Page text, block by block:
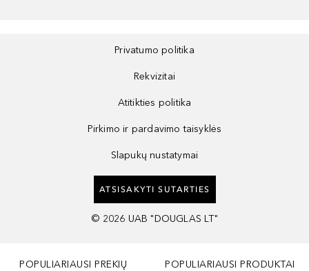
Privatumo politika
Rekvizitai
Atitikties politika
Pirkimo ir pardavimo taisyklės
Slapukų nustatymai
ATSISAKYTI SUTARTIES
© 2026 UAB "DOUGLAS LT"
POPULIARIAUSI PREKIŲ
POPULIARIAUSI PRODUKTAI